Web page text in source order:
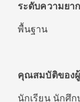
ระดับความยา
พื้นฐาน
คุณสมบัติของผู้
นักเรียน นักศึ